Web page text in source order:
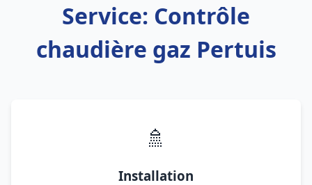
Service: Contrôle
chaudière gaz Pertuis
🚿
Installation